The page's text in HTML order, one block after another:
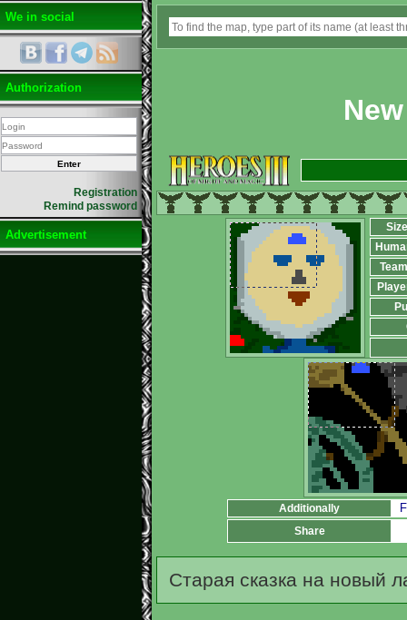
We in social
Authorization
Registration
Remind password
Advertisement
Size
Additionally
Share
Старая сказка на новый